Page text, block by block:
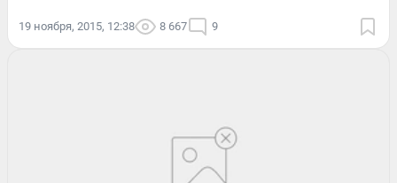
19 ноября, 2015, 12:38 8 667 9